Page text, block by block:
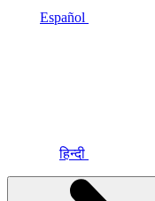
Español
हिन्दी